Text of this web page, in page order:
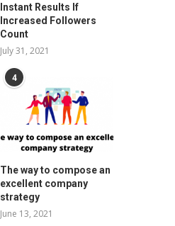
Instant Results If
Increased Followers
Count
July 31, 2021
4
The way to compose an
excellent company
strategy
June 13, 2021